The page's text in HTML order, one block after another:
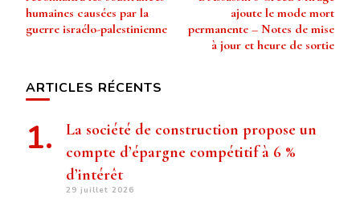
humaines causées par la
guerre israélo-palestinienne
ajoute le mode mort
permanente – Notes de mise
à jour et heure de sortie
ARTICLES RÉCENTS
La société de construction propose un
compte d’épargne compétitif à 6 %
d’intérêt
29 juillet 2026